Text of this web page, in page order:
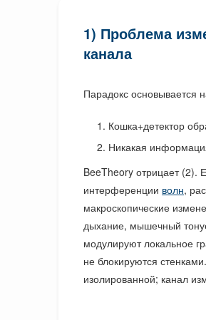
1) Проблема
канала
Парадокс основывается
Кошка+детектор
Никакая
BeeTheory отрицает (2).
интерференции волн,
макроскопические
дыхание, мышечный
модулируют локальное
не блокируются
изолированной; канал